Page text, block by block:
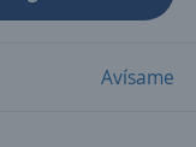
Avísame